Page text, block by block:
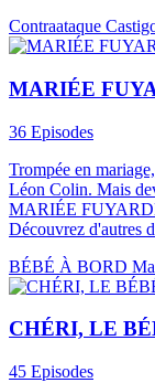
Contraataque
MARIÉE
36 Episodes
Trompée en
Léon Colin. Mais
MARIÉE
Découvrez d'autres
BÉBÉ À BORD
CHÉRI, LE
45 Episodes